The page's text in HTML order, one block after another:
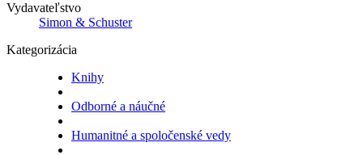
Vydavateľstvo
Simon & Schuster
Kategorizácia
Knihy
Odborné a náučné
Humanitné a spoločenské vedy